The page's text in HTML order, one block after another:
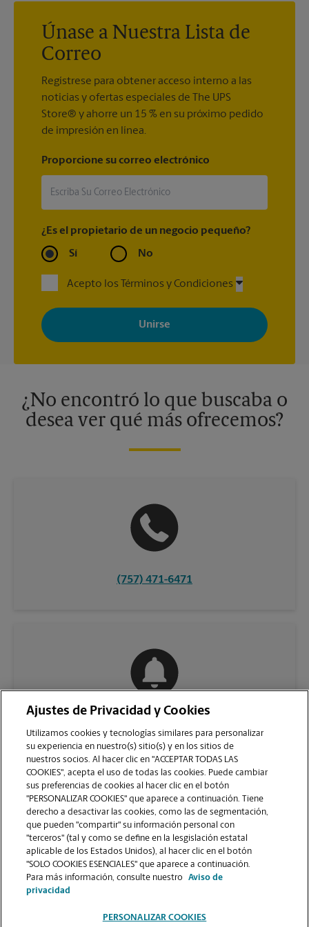
Únase a Nuestra Lista de
Correo
Regístrese para obtener acceso interno a las
noticias y ofertas especiales de The UPS
Store® y ahorre un 15 % en su próximo pedido
de impresión en línea.
Proporcione su correo electrónico
¿Es el propietario de un negocio pequeño?
Sí No
Acepto los Términos y Condiciones
Al registrarse, acepta recibir correos electrónicos de The UPS
Store con noticias, ofertas especiales, promociones y mensajes
adaptados a sus intereses. Puede darse de baja en cualquier
momento. Para más información, consulte nuestra política de
¿No encontró lo que buscaba o
desea ver qué más ofrecemos?
(757) 471-6471
VER LA PÁGINA DE LA TIENDA
Ajustes de Privacidad y Cookies
Utilizamos cookies y tecnologías similares para personalizar
su experiencia en nuestro(s) sitio(s) y en los sitios de
nuestros socios. Al hacer clic en "ACCEPTAR TODAS LAS
COOKIES", acepta el uso de todas las cookies. Puede cambiar
sus preferencias de cookies al hacer clic en el botón
"PERSONALIZAR COOKIES" que aparece a continuación. Tiene
derecho a desactivar las cookies, como las de segmentación,
que pueden "compartir" su información personal con
"terceros" (tal y como se define en la lesgislación estatal
aplicable de los Estados Unidos), al hacer clic en el botón
"SOLO COOKIES ESENCIALES" que aparece a continuación.
Para más información, consulte nuestro
Aviso de
privacidad
PERSONALIZAR COOKIES